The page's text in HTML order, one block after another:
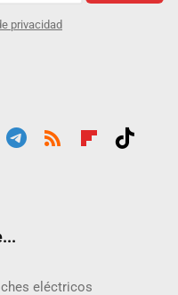
privacidad
eléctricos